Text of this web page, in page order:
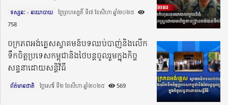
ទស្សនៈ - នយោបាយ
ថ្ងៃព្រហស្បតិ៍ ទី៧ ខែសីហា ឆ្នាំ២០២៥​
758
ចក្រភពអង់គ្លេសស្វាគមន៍បទឈប់បាញ់និងលើក
ទឹកចិត្តប្រទេសកម្ពុជានិងថៃបន្តចូលរួមក្នុងកិច្ច
សន្ទនាដោយសន្តិវិធី
ព័ត៌មានជាតិ ថ្ងៃសៅរ៍ ទី២ ខែសីហា ឆ្នាំ២០២៥​ 569